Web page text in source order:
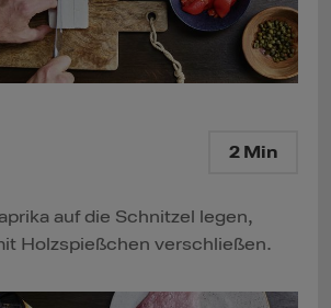
2 Min
auf die Schnitzel legen,
Holzspießchen verschließen.